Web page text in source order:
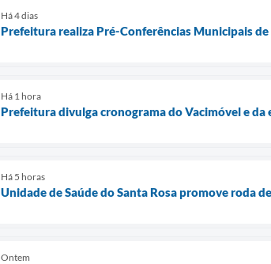
Há 4 dias
Prefeitura realiza Pré-Conferências Municipais
Há 1 hora
Prefeitura divulga cronograma do Vacimóvel e
Há 5 horas
Unidade de Saúde do Santa Rosa promove roda
Ontem